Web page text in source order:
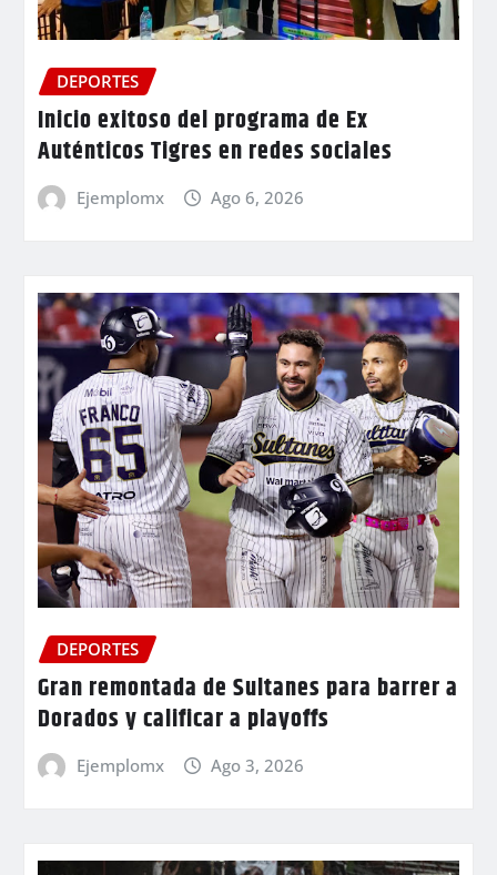
DEPORTES
Inicio exitoso del programa de Ex
Auténticos Tigres en redes sociales
Ejemplomx Ago 6, 2026
DEPORTES
Gran remontada de Sultanes para barrer a
Dorados y calificar a playoffs
Ejemplomx Ago 3, 2026